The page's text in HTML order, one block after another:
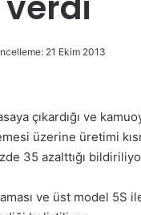
21 Ekim 2013
çıkardığı ve
üzerine üretimi
35 azalttığı
ve üst model 5S